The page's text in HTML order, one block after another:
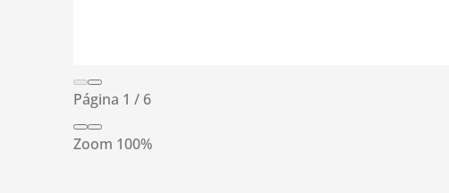
Página 1 / 6
Zoom 100%